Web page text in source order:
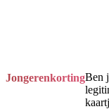
JongerenkortingBen